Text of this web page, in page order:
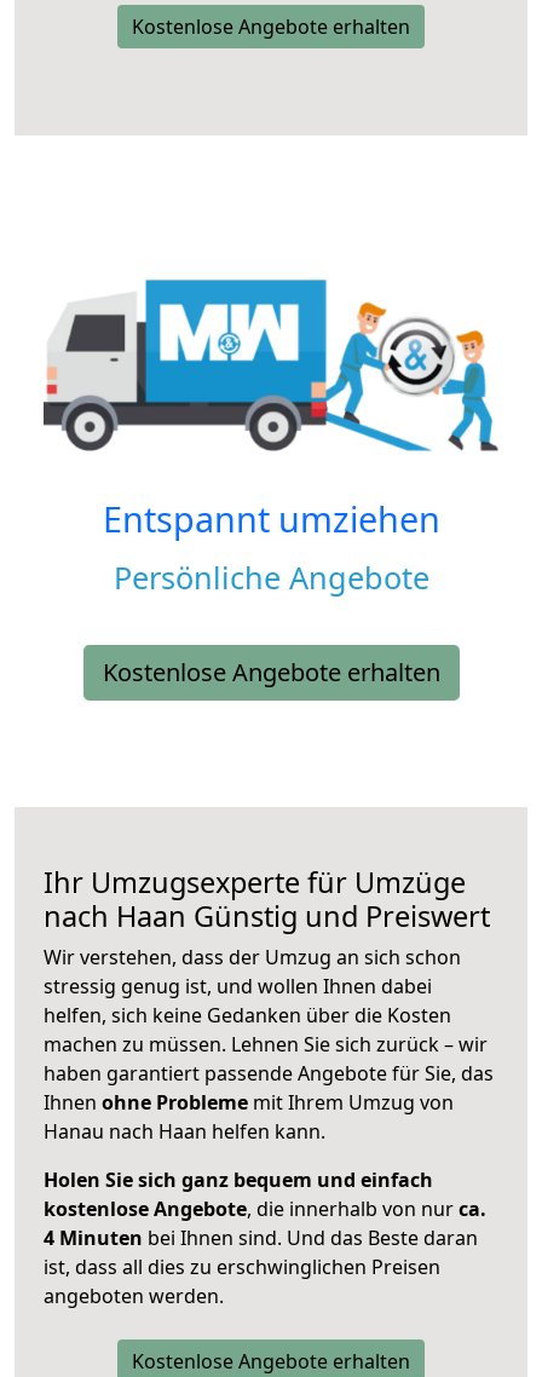
Kostenlose Angebote erhalten
Entspannt umziehen
Persönliche Angebote
Kostenlose Angebote erhalten
Ihr Umzugsexperte für Umzüge
nach Haan Günstig und Preiswert
Wir verstehen, dass der Umzug an sich schon
stressig genug ist, und wollen Ihnen dabei
helfen, sich keine Gedanken über die Kosten
machen zu müssen. Lehnen Sie sich zurück – wir
haben garantiert passende Angebote für Sie, das
Ihnen ohne Probleme mit Ihrem Umzug von
Hanau nach Haan helfen kann.
Holen Sie sich ganz bequem und einfach
kostenlose Angebote, die innerhalb von nurca.
4 Minuten bei Ihnen sind. Und das Beste daran
ist, dass all dies zu erschwinglichen Preisen
angeboten werden.
Kostenlose Angebote erhalten